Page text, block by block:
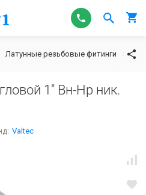
Латунные резьбовые фитинги
1" Вн-Нр ник.
Valtec